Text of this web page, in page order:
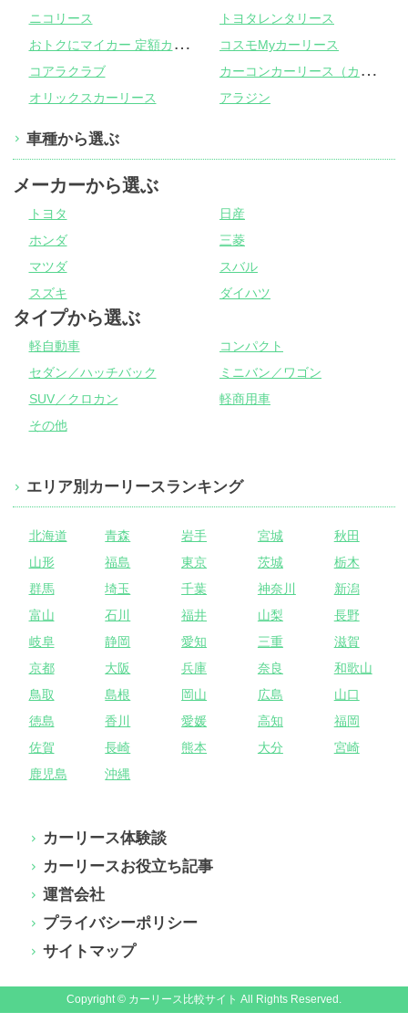
ニコリース
トヨタレンタリース
お
トクにマイカー 定額カルモくん
コスモMyカーリース
コアラクラブ
カ
ーコンカーリース（カーコンビニ倶楽部）
オリックスカーリース アラジン
車種から選ぶ
メーカーから選ぶ
トヨタ
日産
ホンダ
三菱
マツダ
スバル
スズキ
ダイハツ
タイプから選ぶ
軽自動車
コンパクト
セダン／ハッチバック
ミニバン／ワゴン
SUV／クロカン
軽商用車
その他
エリア別カーリースランキング
北海道 青森 岩手 宮城
秋田
山形
福島 東京 茨城
栃木
群馬
埼玉 千葉 神奈川
新潟
富山
石川 福井 山梨
長野
岐阜
静岡 愛知 三重
滋賀
京都
大阪 兵庫 奈良
和歌山
鳥取
島根 岡山 広島
山口
徳島
香川 愛媛 高知
福岡
佐賀
長崎 熊本 大分
宮崎
鹿児島
沖縄
カーリース体験談
カーリースお役立ち記事
運営会社
プライバシーポリシー
サイトマップ
Copyright © カーリース比較サイト All Rights Reserved.